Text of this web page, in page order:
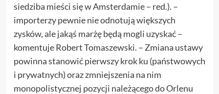
siedziba mieści się w Amsterdamie – red.). –
importerzy pewnie nie odnotują większych
zysków, ale jakąś marżę będą mogli uzyskać –
komentuje Robert Tomaszewski. – Zmiana ustawy
powinna stanowić pierwszy krok ku (państwowych
i prywatnych) oraz zmniejszenia na nim
monopolistycznej pozycji należącego do Orlenu